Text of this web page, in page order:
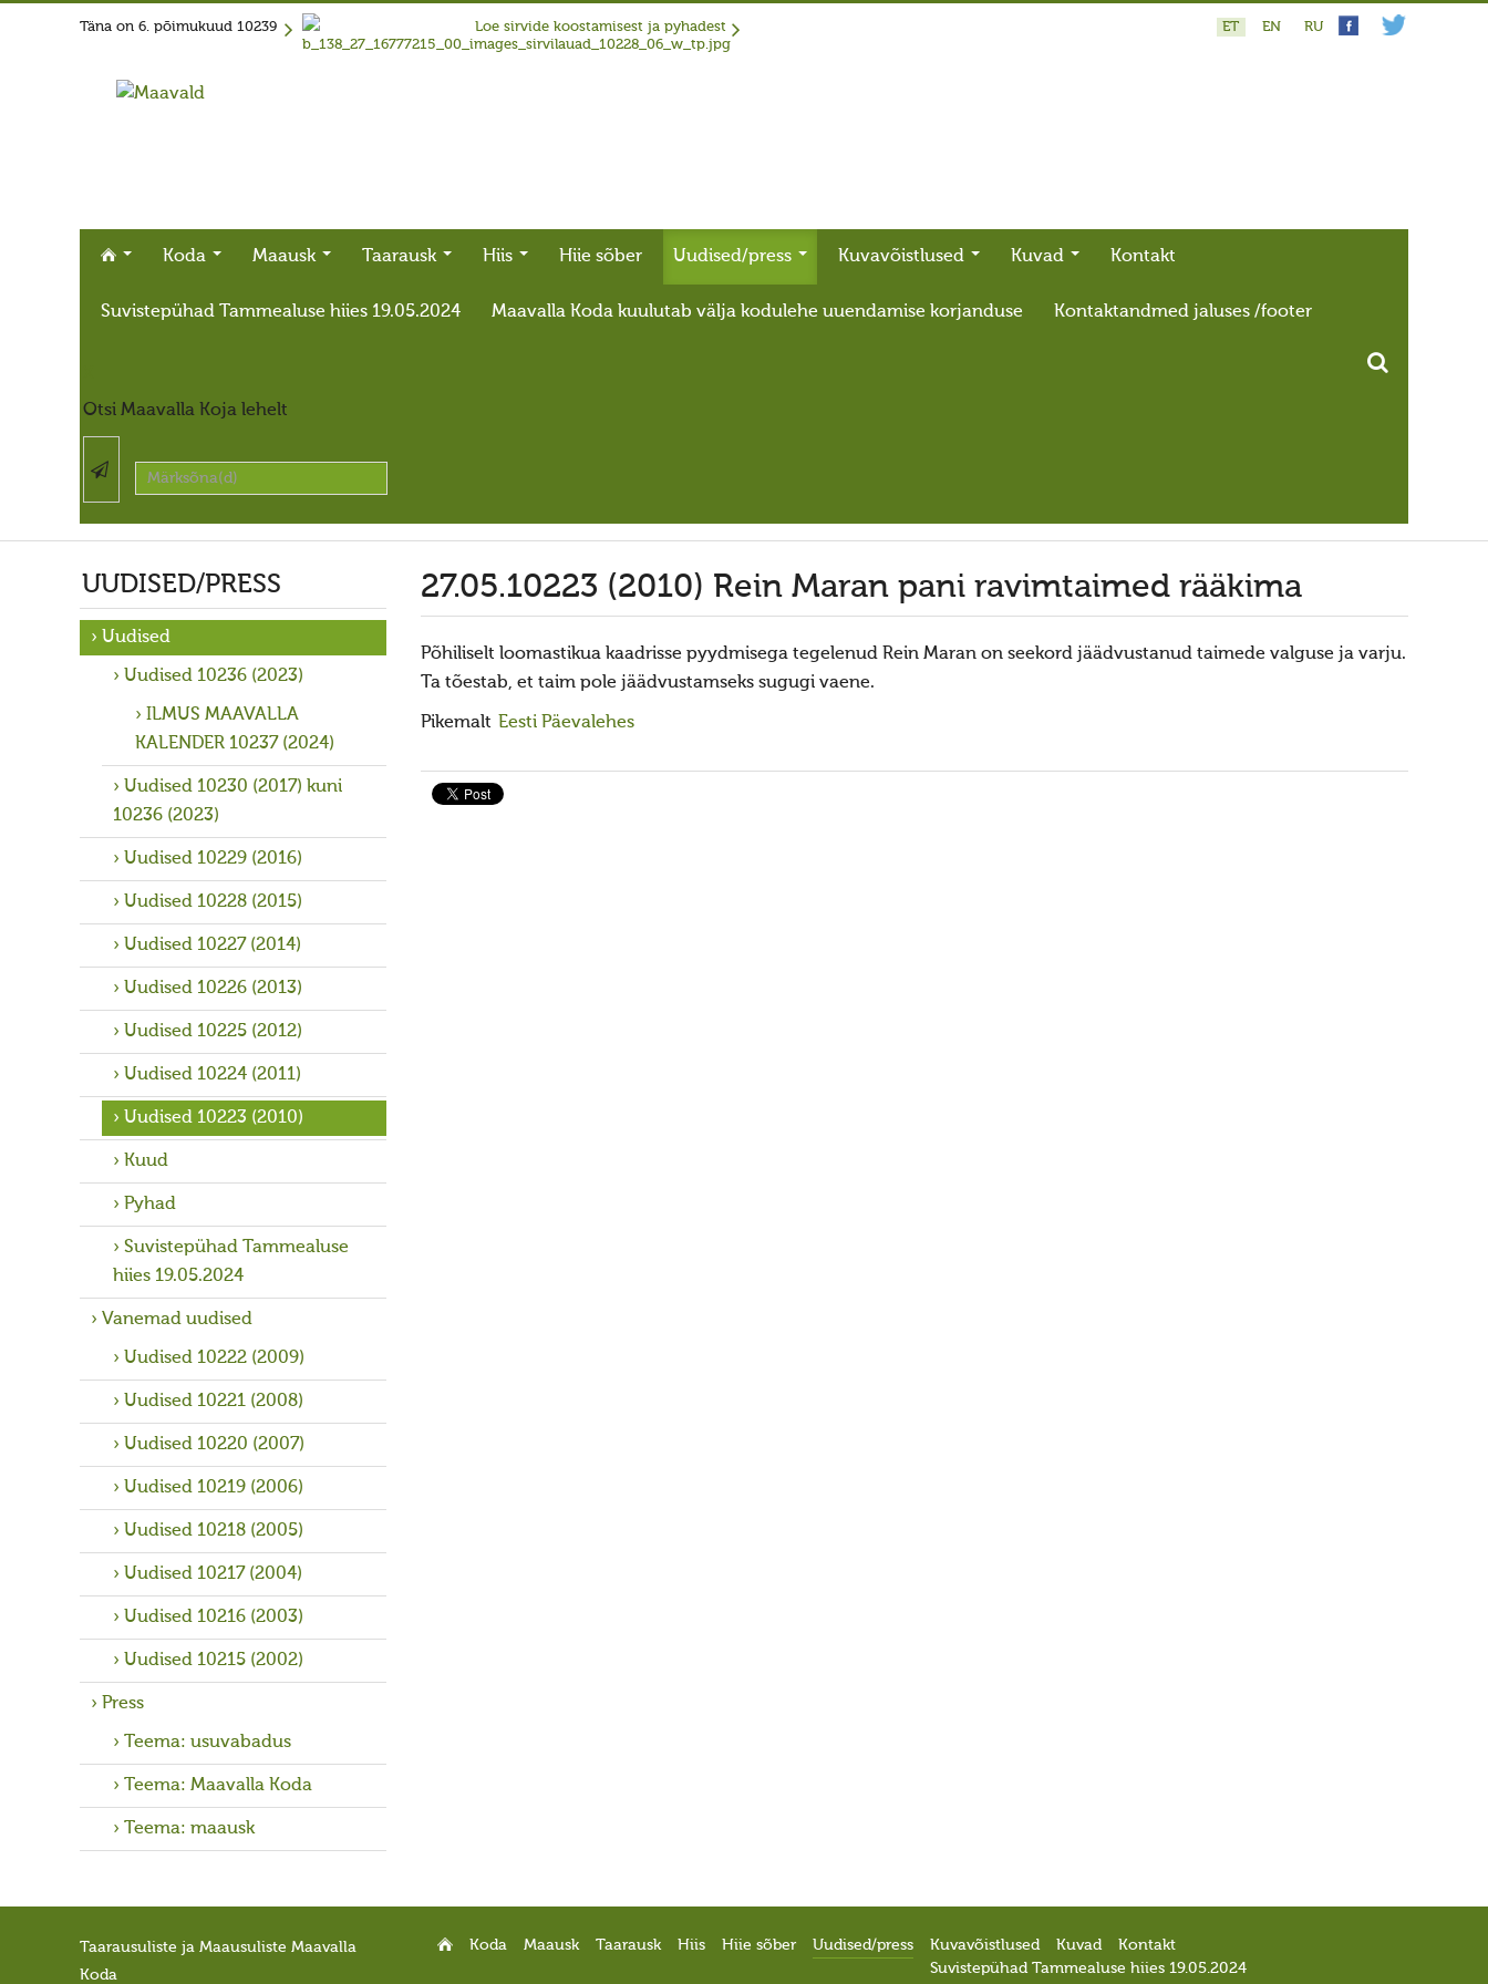
Täna on 6. põimukuud 10239 Loe sirvide koostamisest ja pyhadest ET EN RU
Koda Maausk Taarausk Hiis Hiie sõber Uudised/press Kuvavõistlused Kuvad Kontakt
Suvistepühad Tammealuse hiies 19.05.2024 Maavalla Koda kuulutab välja kodulehe uuendamise korjanduse Kontaktandmed jaluses /footer
Otsi Maavalla Koja lehelt
UUDISED/PRESS
Uudised
Uudised 10236 (2023)
ILMUS MAAVALLA
KALENDER 10237 (2024)
Uudised 10230 (2017) kuni
10236 (2023)
Uudised 10229 (2016)
Uudised 10228 (2015)
Uudised 10227 (2014)
Uudised 10226 (2013)
Uudised 10225 (2012)
Uudised 10224 (2011)
Uudised 10223 (2010)
Kuud
Pyhad
Suvistepühad Tammealuse
hiies 19.05.2024
Vanemad uudised
Uudised 10222 (2009)
Uudised 10221 (2008)
Uudised 10220 (2007)
Uudised 10219 (2006)
Uudised 10218 (2005)
Uudised 10217 (2004)
Uudised 10216 (2003)
Uudised 10215 (2002)
Press
Teema: usuvabadus
Teema: Maavalla Koda
Teema: maausk
27.05.10223 (2010) Rein Maran pani ravimtaimed rääkima
Põhiliselt loomastikua kaadrisse pyydmisega tegelenud Rein Maran on seekord jäädvustanud taimede valguse ja varju.
Ta tõestab, et taim pole jäädvustamseks sugugi vaene.
Pikemalt Eesti Päevalehes
Taarausuliste ja Maausuliste Maavalla
Koda
Koda Maausk Taarausk Hiis Hiie sõber Uudised/press Kuvavõistlused Kuvad
Kontakt
Suvistepühad Tammealuse hiies 19.05.2024